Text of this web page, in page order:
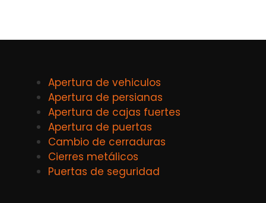
Apertura de vehiculos
Apertura de persianas
Apertura de cajas fuertes
Apertura de puertas
Cambio de cerraduras
Cierres metálicos
Puertas de seguridad